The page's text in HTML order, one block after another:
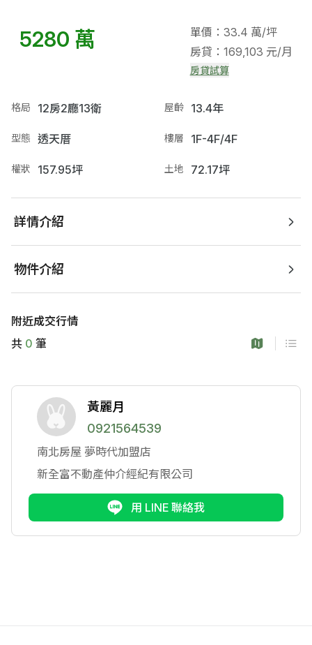
5280 萬
單價：33.4 萬/坪
房貸：169,103 元/月
房貸試算
格局 12房2廳13衛 屋齡 13.4年
型態 透天厝 樓層 1F-4F/4F
權狀 157.95坪 土地 72.17坪
詳情介紹
物件介紹
附近成交行情
共 0 筆
黃麗月
0921564539
南北房屋 夢時代加盟店
新全富不動產仲介經紀有限公司
用 LINE 聯絡我